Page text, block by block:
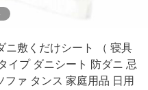
ニ敷くだけシート （ 寝具
イプ ダニシート 防ダニ 忌
ァ タンス 家庭用品 日用